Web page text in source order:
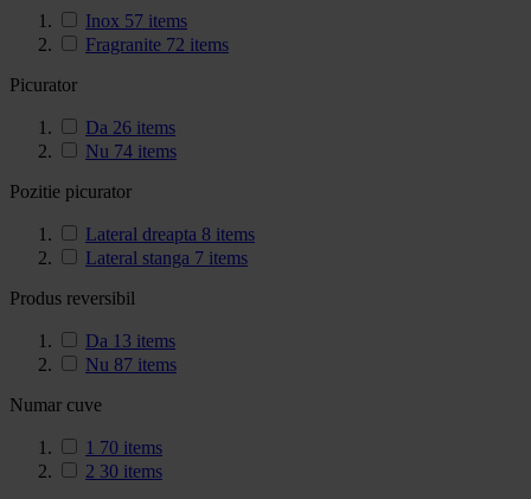
Inox 57 items
Fragranite 72 items
Picurator
Da 26 items
Nu 74 items
Pozitie picurator
Lateral dreapta 8 items
Lateral stanga 7 items
Produs reversibil
Da 13 items
Nu 87 items
Numar cuve
1 70 items
2 30 items